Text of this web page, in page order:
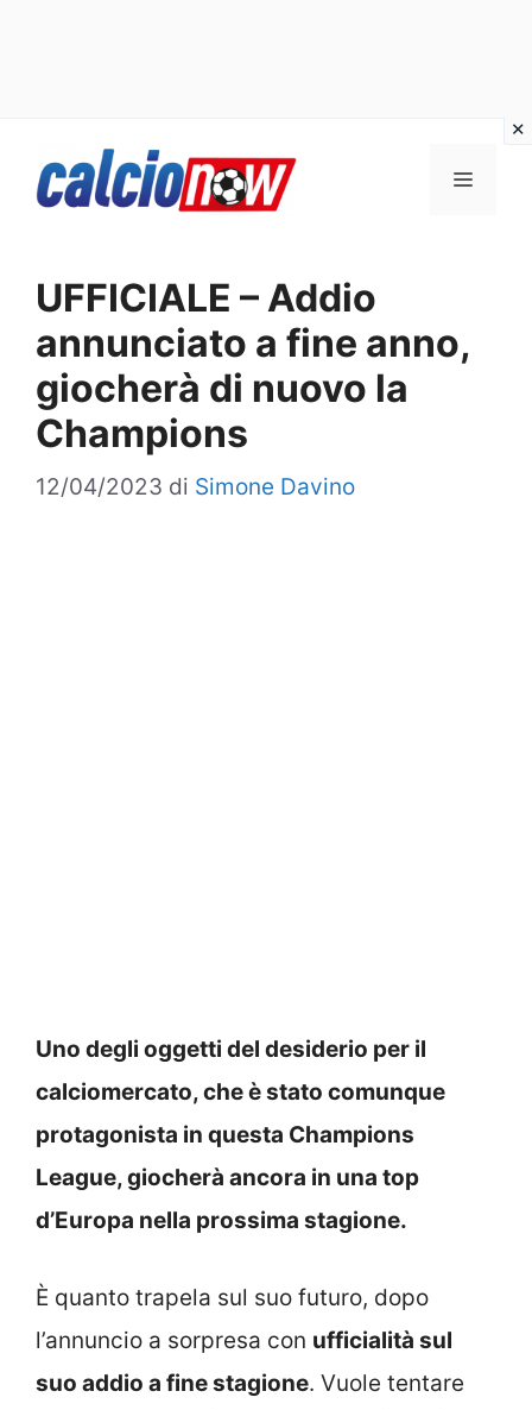
Menu
UFFICIALE – Addio
annunciato a fine anno,
giocherà di nuovo la
Champions
12/04/2023 di Simone Davino
Uno degli oggetti del desiderio per il
calciomercato, che è stato comunque
protagonista in questa Champions
League, giocherà ancora in una top
d’Europa nella prossima stagione.
È quanto trapela sul suo futuro, dopo
l’annuncio a sorpresa con ufficialità sul
suo addio a fine stagione. Vuole tentare